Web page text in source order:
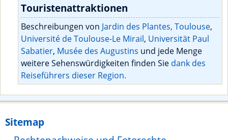
Touristenattraktionen
Beschreibungen von Jardin des Plantes, Toulouse,
Université de Toulouse-Le Mirail, Universität Paul
Sabatier, Musée des Augustins und jede Menge
weitere Sehenswürdigkeiten finden Sie dank des
Reiseführers dieser Region.
Sitemap